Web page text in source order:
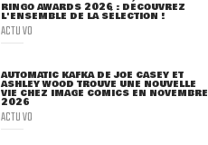
RINGO AWARDS 2026 : DÉCOUVREZ
L'ENSEMBLE DE LA SÉLECTION !
ACTU VO
AUTOMATIC KAFKA DE JOE CASEY ET
ASHLEY WOOD TROUVE UNE NOUVELLE
VIE CHEZ IMAGE COMICS EN NOVEMBRE
2026
ACTU VO